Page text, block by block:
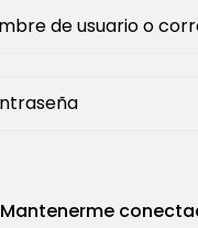
Mantenerme